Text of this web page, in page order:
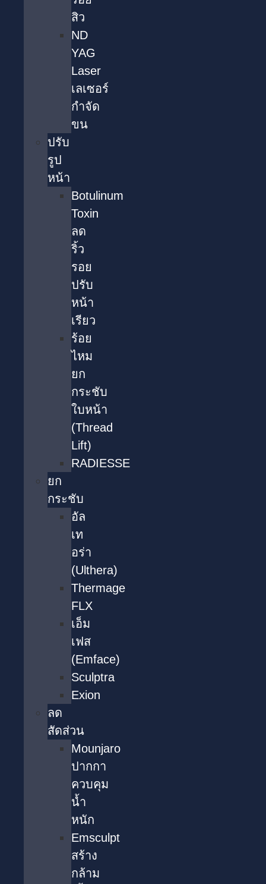
สิว
ND
YAG
Laser
เลเซอร์
กำจัด
ขน
ปรับ
รูป
หน้า
Botulinum
Toxin
ลด
ริ้ว
รอย
ปรับ
หน้า
เรียว
ร้อย
ไหม
ยก
กระชับ
ใบหน้า
(Thread
Lift)
RADIESSE
ยก
กระชับ
อัล
เท
อร่า
(Ulthera)
Thermage
FLX
เอ็ม
เฟส
(Emface)
Sculptra
Exion
ลด
สัดส่วน
Mounjaro
ปากกา
ควบคุม
น้ำ
หนัก
Emsculpt
สร้าง
กล้าม